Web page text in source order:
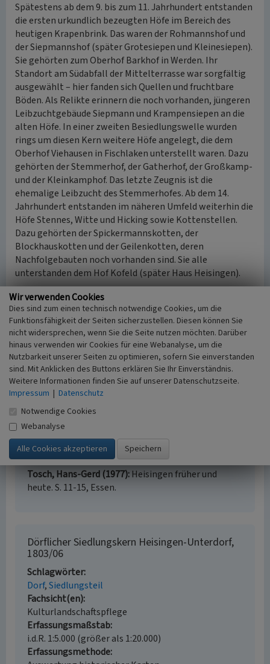
Spätestens ab dem 9. bis zum 11. Jahrhundert entstanden
die ersten urkundlich bezeugten Höfe im Bereich des
heutigen Krapenbrink. Das waren der Rohmannshof und
der Siepmannshof (später Grotesiepen und Kleinesiepen).
Sie gehörten zum Oberhof Barkhof in Werden. Ihr
Standort am Südabfall der Mittelterrasse war sorgfältig
ausgewählt – hier fanden sich Quellen und fruchtbare
Böden. Als Relikte erinnern die noch vorhanden, jüngeren
Leibzuchtgebäude Siepmann und Krampensiepen an die
alten Höfe. In einer zweiten Besiedlungswelle wurden
rings um diesen Kern weitere Höfe angelegt, die dem
Oberhof Viehausen in Fischlaken unterstellt waren. Dazu
gehörten der Stemmerhof, der Gatherhof, der Großkamp-
und der Kleinkamphof. Das letzte Zeugnis ist die
ehemalige Leibzucht des Stemmerhofes. Ab dem 14.
Jahrhundert entstanden im näheren Umfeld weiterhin die
Höfe Stennes, Witte und Hicking sowie Kottenstellen.
Dazu gehörten der Spickermannskotten, der
Blockhauskotten und der Geilenkotten, deren
Nachfolgebauten noch vorhanden sind. Sie alle
unterstanden dem Hof Kofeld (später Haus Heisingen).
(Kathrin Lipfert, LVR-Fachbereich Umwelt, 2010)
Internet
Museumskreis Heisingen(Abgerufen am 25.06.2010)
Literatur
Heinen, Gerhard (1990)
Jahrhundert. Karten und Interpretationen zur
Entwicklung einer Stadtlandschaft. (Geographische
Gesellschaft für das Ruhrgebiet, Essener
Geographische Arbeiten, Sonderband 2.) S. 207,
Essen.
Tosch, Hans-Gerd (1977) Heisingen früher und
heute. S. 11-15, Essen.
Dörflicher Siedlungskern Heisingen-Unterdorf,
1803/06
Schlagwörter
Dorf Siedlungsteil
Fachsicht(en)
Kulturlandschaftspflege
Erfassungsmaßstab
i.d.R. 1:5.000 (größer als 1:20.000)
Erfassungsmethode
Wir verwenden Cookies
Dies sind zum einen technisch notwendige Cookies, um die
Funktionsfähigkeit der Seiten sicherzustellen. Diesen können Sie
nicht widersprechen, wenn Sie die Seite nutzen möchten. Darüber
hinaus verwenden wir Cookies für eine Webanalyse, um die
Nutzbarkeit unserer Seiten zu optimieren, sofern Sie einverstanden
sind. Mit Anklicken des Buttons erklären Sie Ihr Einverständnis.
Weitere Informationen finden Sie auf unserer Datenschutzseite.
Impressum | Datenschutz
Notwendige Cookies
Webanalyse